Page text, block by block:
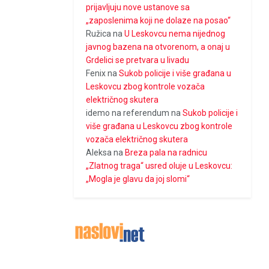
prijavljuju nove ustanove sa
„zaposlenima koji ne dolaze na posao“
Ružica naU Leskovcu nema nijednog
javnog bazena na otvorenom, a onaj u
Grdelici se pretvara u livadu
FenixnaSukob policije i više građana u
Leskovcu zbog kontrole vozača
električnog skutera
idemo na referendum naSukob policije i
više građana u Leskovcu zbog kontrole
vozača električnog skutera
Aleksa na Breza pala na radnicu
„Zlatnog traga“ usred oluje u Leskovcu:
„Mogla je glavu da joj slomi“